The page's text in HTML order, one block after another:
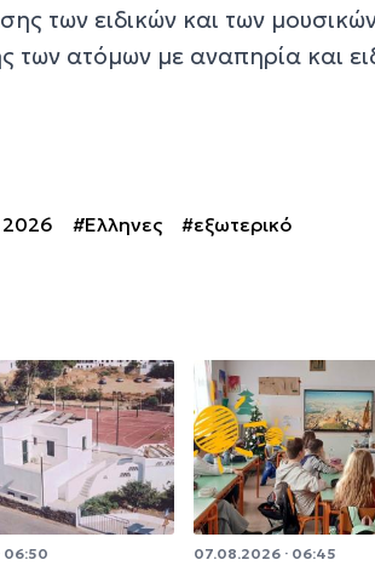
των ειδικών και των
ατόμων με αναπηρία και
2026 #Έλληνες #εξωτερικό
06:50 07.08.2026 · 06:45